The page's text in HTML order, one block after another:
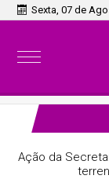
Sexta, 07 de
Ação da